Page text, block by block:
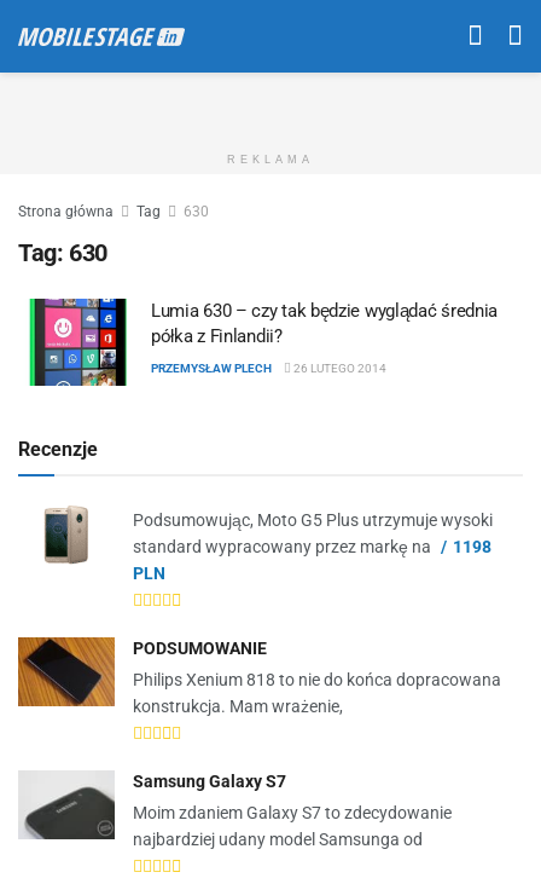
REKLAMA
Strona główna Tag 630
Tag: 630
Lumia 630 – czy tak będzie wyglądać średnia
półka z Finlandii?
PRZEMYSŁAW PLECH 26 LUTEGO 2014
Recenzje
Podsumowując, Moto G5 Plus utrzymuje wysoki
standard wypracowany przez markę na
1198
PLN
PODSUMOWANIE
Philips Xenium 818 to nie do końca dopracowana
konstrukcja. Mam wrażenie,
Samsung Galaxy S7
Moim zdaniem Galaxy S7 to zdecydowanie
najbardziej udany model Samsunga od